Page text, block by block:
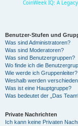
CoinWeek IQ: A
Benutzer-Stufen und
Was sind Administratoren?
Was sind Moderatoren?
Was sind Benutzergruppen?
Wo finde ich die
Wie werde ich Gruppenleiter?
Weshalb werden
Was ist eine Hauptgruppe?
Was bedeutet der „Das
Private Nachrichten
Ich kann keine Privaten